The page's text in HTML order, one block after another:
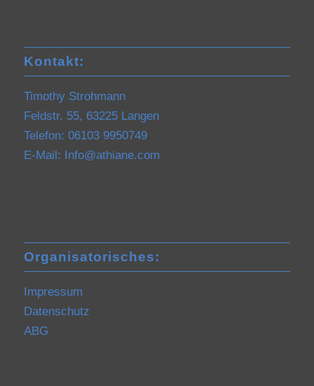
Kontakt:
Timothy Strohmann
Feldstr. 55, 63225 Langen
Telefon: 06103 9950749
E-Mail: Info@athiane.com
Organisatorisches:
Impressum
Datenschutz
ABG